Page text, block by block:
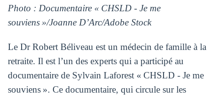
Photo : Documentaire « CHSLD - Je me
souviens »/Joanne D’Arc/Adobe Stock
Le Dr Robert Béliveau est un médecin de famille à la
retraite. Il est l’un des experts qui a participé au
documentaire de Sylvain Laforest « CHSLD - Je me
souviens ». Ce documentaire, qui circule sur les